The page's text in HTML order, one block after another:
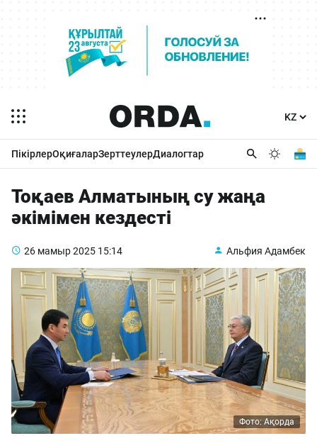
ПікірлерОқиғаларЗерттеулерДиалогтар
Тоқаев Алматының су жаңа
әкімімен кездесті
26 мамыр 2025 15:14 Альфия Адамбек
Фото: Ақорда